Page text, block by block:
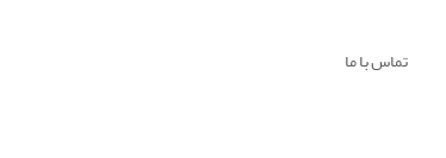
تماس با ما